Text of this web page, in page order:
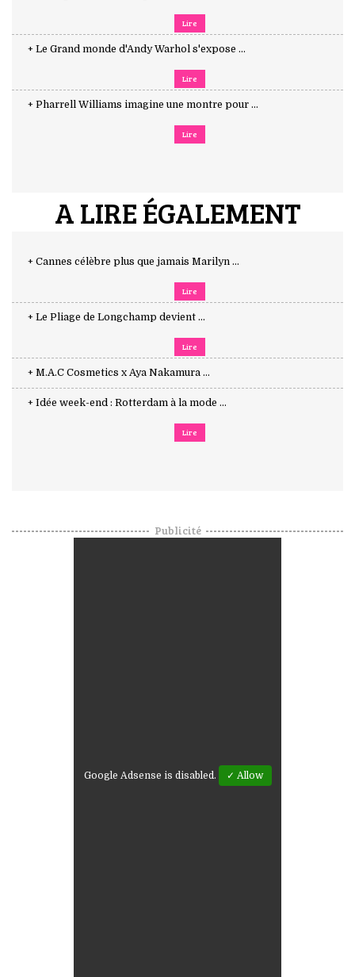
Lire
+ Le Grand monde d'Andy Warhol s'expose ...
Lire
+ Pharrell Williams imagine une montre pour ...
Lire
A LIRE ÉGALEMENT
+ Cannes célèbre plus que jamais Marilyn ...
Lire
+ Le Pliage de Longchamp devient ...
Lire
+ M.A.C Cosmetics x Aya Nakamura ...
+ Idée week-end : Rotterdam à la mode ...
Lire
Publicité
Google Adsense is disabled. ✓ Allow